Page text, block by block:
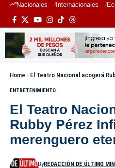
Nacionales Internacionales
Home - El Teatro Nacional acogerá Rubby
ENTRETENIMIENTO
El Teatro
Rubby Pérez
merenguero
ByREDACCIÓN DE ÚLTIMO